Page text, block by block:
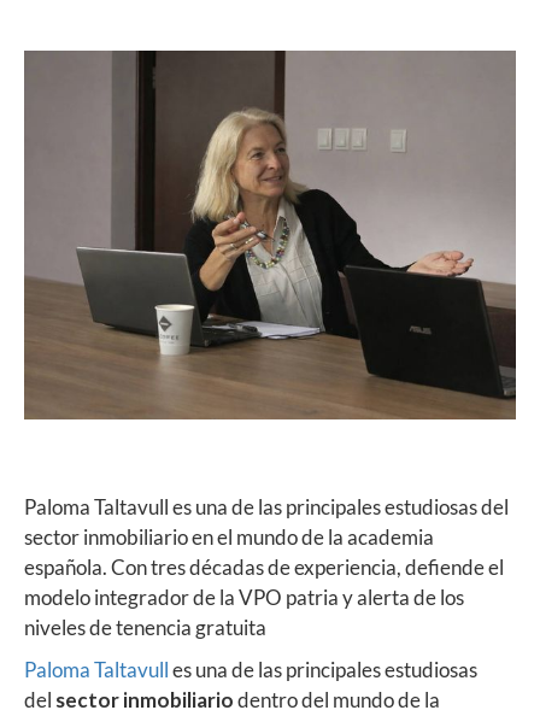
Paloma Taltavull es una de las principales estudiosas del
sector inmobiliario en el mundo de la academia
española. Con tres décadas de experiencia, defiende el
modelo integrador de la VPO patria y alerta de los
niveles de tenencia gratuita
Paloma Taltavulles una de las principales estudiosas
del sector inmobiliariodentro del mundo de la